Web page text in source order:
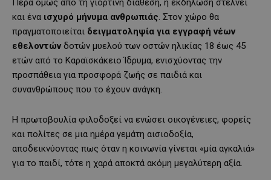
Πέρα όμως από τη γιορτινή διάθεση, η εκδήλωση στέλνει
και ένα ισχυρό μήνυμα ανθρωπιάς. Στον χώρο θα
πραγματοποιείται δειγματοληψία για εγγραφή νέων
εθελοντών δοτών μυελού των οστών ηλικίας 18 έως 45
ετών από το Καραϊσκάκειο Ίδρυμα, ενισχύοντας την
προσπάθεια για προσφορά ζωής σε παιδιά και
συνανθρώπους που το έχουν ανάγκη.
Η πρωτοβουλία φιλοδοξεί να ενώσει οικογένειες, φορείς
και πολίτες σε μια ημέρα γεμάτη αισιοδοξία,
αποδεικνύοντας πως όταν η κοινωνία γίνεται «μία αγκαλιά»
για το παιδί, τότε η χαρά αποκτά ακόμη μεγαλύτερη αξία.